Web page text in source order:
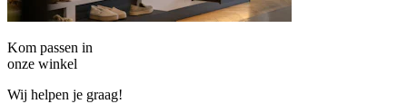
Kom passen in
onze winkel
Wij helpen je graag!